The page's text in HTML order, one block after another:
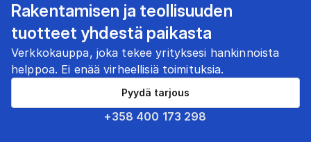
Rakentamisen ja teollisuuden
tuotteet yhdestä paikasta
Verkkokauppa, joka tekee yrityksesi hankinnoista
helppoa. Ei enää virheellisiä toimituksia.
+358 400 173 298
Pyydä tarjous